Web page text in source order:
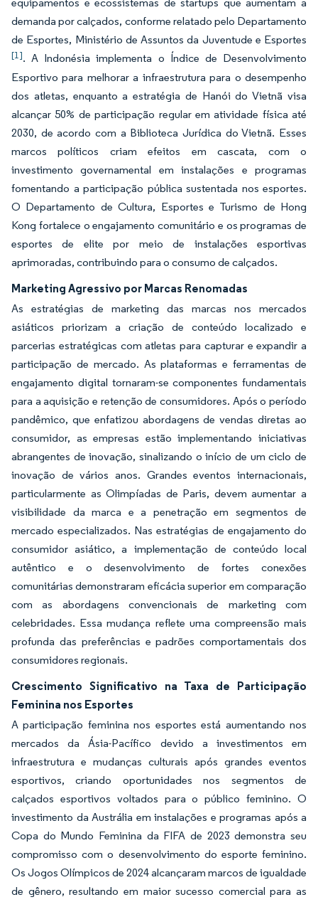
demanda por calçados, conforme relatado pelo Departamento
de Esportes, Ministério de Assuntos da Juventude e Esportes
[1]. A Indonésia implementa o Índice de Desenvolvimento
Esportivo para melhorar a infraestrutura para o desempenho
dos atletas, enquanto a estratégia de Hanói do Vietnã visa
alcançar 50% de participação regular em atividade física até
2030, de acordo com a Biblioteca Jurídica do Vietnã. Esses
marcos políticos criam efeitos em cascata, com o
investimento governamental em instalações e programas
fomentando a participação pública sustentada nos esportes.
O Departamento de Cultura, Esportes e Turismo de Hong
Kong fortalece o engajamento comunitário e os programas de
esportes de elite por meio de instalações esportivas
aprimoradas, contribuindo para o consumo de calçados.
Marketing Agressivo por Marcas Renomadas
As estratégias de marketing das marcas nos mercados
asiáticos priorizam a criação de conteúdo localizado e
parcerias estratégicas com atletas para capturar e expandir a
participação de mercado. As plataformas e ferramentas de
engajamento digital tornaram-se componentes fundamentais
para a aquisição e retenção de consumidores. Após o período
pandêmico, que enfatizou abordagens de vendas diretas ao
consumidor, as empresas estão implementando iniciativas
abrangentes de inovação, sinalizando o início de um ciclo de
inovação de vários anos. Grandes eventos internacionais,
particularmente as Olimpíadas de Paris, devem aumentar a
visibilidade da marca e a penetração em segmentos de
mercado especializados. Nas estratégias de engajamento do
consumidor asiático, a implementação de conteúdo local
autêntico e o desenvolvimento de fortes conexões
comunitárias demonstraram eficácia superior em comparação
com as abordagens convencionais de marketing com
celebridades. Essa mudança reflete uma compreensão mais
profunda das preferências e padrões comportamentais dos
consumidores regionais.
Crescimento Significativo na Taxa de Participação
Feminina nos Esportes
A participação feminina nos esportes está aumentando nos
mercados da Ásia-Pacífico devido a investimentos em
infraestrutura e mudanças culturais após grandes eventos
esportivos, criando oportunidades nos segmentos de
calçados esportivos voltados para o público feminino. O
investimento da Austrália em instalações e programas após a
Copa do Mundo Feminina da FIFA de 2023 demonstra seu
compromisso com o desenvolvimento do esporte feminino.
Os Jogos Olímpicos de 2024 alcançaram marcos de igualdade
de gênero, resultando em maior sucesso comercial para as